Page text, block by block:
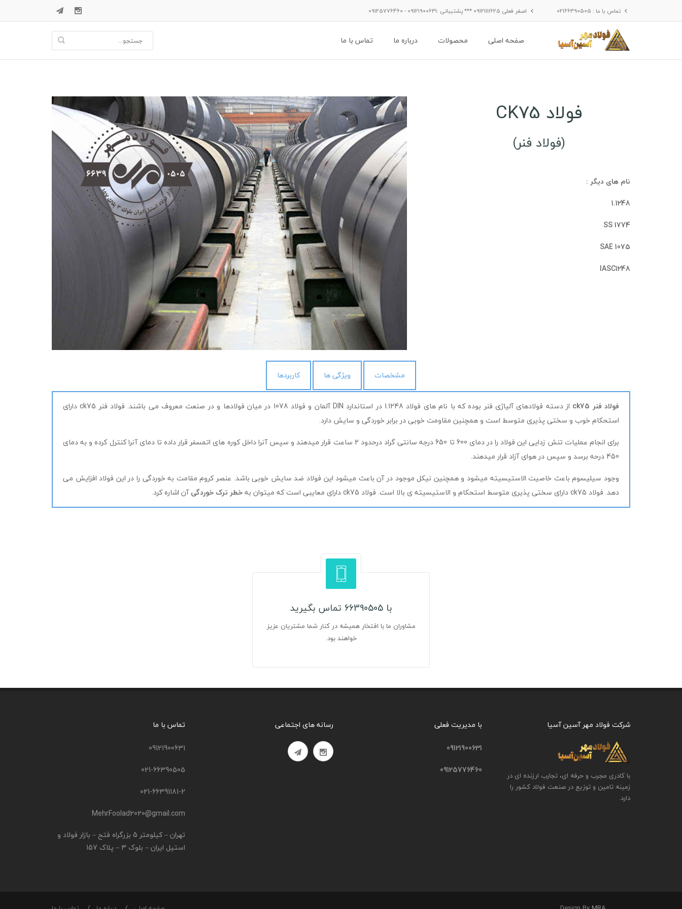
تماس با ما : 02166390505 اصغر فعلی 09121111625 *** پشتیبانی :09121900631 - 09125776460
صفحه اصلی محصولات درباره ما تماس با ما
فولاد CK75
(فولاد فنر)
نام های دیگر :
1.1248
1774 SS
1075 SAE
IASC1248
مشخصات ویژگی ها کاربردها
فولاد فنر ck75
از دسته فولادهای آلیاژی فنر بوده که با نام های فولاد 1.1248 در استاندارد DIN آلمان و فولاد 1078 در میان فولادها و در صنعت معروف می باشند. فولاد فنر ck75 دارای
استحکام خوب و سختی پذیری متوسط است و همچنین مقاومت خوبی در برابر خوردگی و سایش دارد.
برای انجام عملیات تنش زدایی این فولاد را در دمای 600 تا 650 درجه سانتی گراد درحدود 2 ساعت قرار میدهند و سپس آنرا داخل کوره های اتمسفر قرار داده تا دمای آنرا کنترل کرده و به دمای
450 درحه برسد و سپس در هوای آزاد قرار میدهند.
وجود سیلیسوم باعث خاصیت الاستیسیته میشود و همچنین نیکل موجود در آن باعث میشود این فولاد ضد سایش خوبی باشد. عنصر کروم مقامت به خوردگی را در این فولاد افزایش می
دهد. فولاد ck75 دارای سختی پذیری متوسط استحکام و الاستیسیته ی بالا است. فولاد ck75 دارای معایبی است که میتوان به
خطر ترک خوردگیآن اشاره کرد.
با 66390505 تماس بگیرید
مشاوران ما با افتخار همیشه در کنار شما مشتریان عزیز
خواهند بود.
شرکت فولاد مهر آسین آسیا
با کادری مجرب و حرفه ای، تجارب ارزنده ای در
زمینه تامین و توزیع در صنعت فولاد کشور را
دارد.
با مدیریت فعلی
09121900631
09125776460
رسانه های اجتماعی
تماس با ما
09121900631
021-66390505
021-66391181-2
MehrFoolad2020@gmail.com
تهران – کیلومتر 5 بزرگراه فتح – بازار فولاد و
استیل ایران – بلوک 3 – پلاک 157